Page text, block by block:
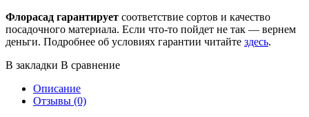
Флорасад гарантирует соответствие сортов и качество
посадочного материала. Если что-то пойдет не так — вернем
деньги. Подробнее об условиях гарантии читайте здесь.
В закладки В сравнение
Описание
Отзывы (0)